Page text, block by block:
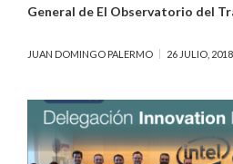
General de El Observatorio del
JUAN DOMINGO PALERMO 26 JULIO,